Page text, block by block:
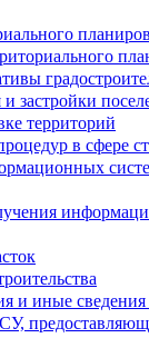
застройки
территорий
в сфере
и иные сведения